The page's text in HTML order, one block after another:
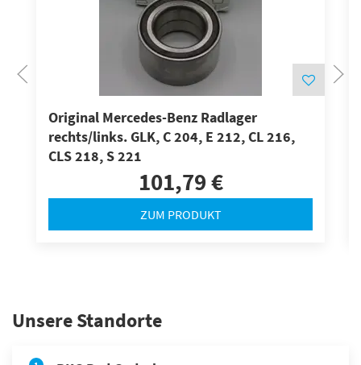
Original Mercedes-Benz Radlager
rechts/links. GLK, C 204, E 212, CL 216,
CLS 218, S 221
101,79 €
ZUM PRODUKT
Unsere Standorte